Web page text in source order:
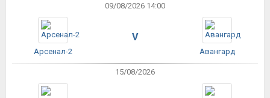
09/08/2026 14:00
Арсенал-2
V
Авангард
15/08/2026